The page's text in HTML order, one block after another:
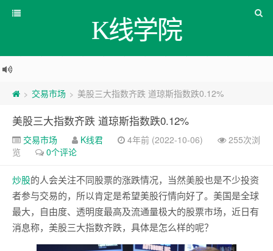
K线学院
> 交易市场 > 美股三大指数齐跌 道琼斯指数跌0.12%
美股三大指数齐跌 道琼斯指数跌0.12%
交易市场 K线君 4年前 (2022-10-06)
255次浏
览
0个评论
炒股的人会关注不同股票的涨跌情况，当然美股也是不少投资
者参与交易的，所以肯定是希望美股行情向好了。美国是全球
最大，自由度、透明度最高及流通量极大的股票市场，近日有
消息称，美股三大指数齐跌，具体是怎么样的呢？